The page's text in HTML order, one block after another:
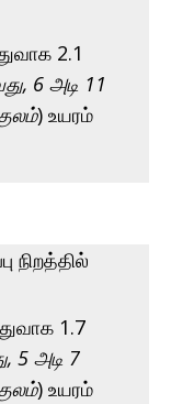
2.1
6 அடி 11
) உயரம்
நிறத்தில்
1.7
5 அடி 7
) உயரம்